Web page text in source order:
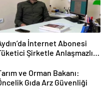
İnternet Abonesi
Şirketle Anlaşmazlık
ve Orman Bakanı:
Gıda Arz Güvenliği